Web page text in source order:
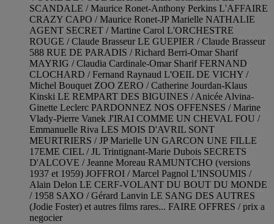
SCANDALE / Maurice Ronet-Anthony Perkins L'AFFAIRE
CRAZY CAPO / Maurice Ronet-JP Marielle NATHALIE
AGENT SECRET / Martine Carol L'ORCHESTRE
ROUGE / Claude Brasseur LE GUEPIER / Claude Brasseur
588 RUE DE PARADIS / Richard Berri-Omar Sharif
MAYRIG / Claudia Cardinale-Omar Sharif FERNAND
CLOCHARD / Fernand Raynaud L'OEIL DE VICHY /
Michel Bouquet ZOO ZERO / Catherine Jourdan-Klaus
Kinski LE REMPART DES BIGUINES / Anicée Alvina-
Ginette Leclerc PARDONNEZ NOS OFFENSES / Marine
Vlady-Pierre Vanek J'IRAI COMME UN CHEVAL FOU /
Emmanuelle Riva LES MOIS D'AVRIL SONT
MEURTRIERS / JP Marielle UN GARCON UNE FILLE
17EME CIEL / JL Trintignant-Marie Dubois SECRETS
D'ALCOVE / Jeanne Moreau RAMUNTCHO (versions
1937 et 1959) JOFFROI / Marcel Pagnol L'INSOUMIS /
Alain Delon LE CERF-VOLANT DU BOUT DU MONDE
/ 1958 SAXO / Gérard Lanvin LE SANG DES AUTRES
(Jodie Foster) et autres films rares... FAIRE OFFRES / prix a
negocier